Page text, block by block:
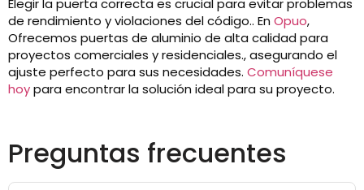
Elegir la puerta correcta es crucial para evitar problemas
de rendimiento y violaciones del código.. En Opuo,
Ofrecemos puertas de aluminio de alta calidad para
proyectos comerciales y residenciales., asegurando el
ajuste perfecto para sus necesidades. Comuníquese
hoypara encontrar la solución ideal para su proyecto.
Preguntas frecuentes